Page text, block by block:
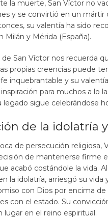
la muerte, San Víctor no
y se convirtió en un mártir
su valentía ha sido
Milán y Mérida (España).
de San Víctor nos recuerda
propias creencias puede
inquebrantable y su
para muchos a lo
legado sigue celebrándose
de la idolatría
de persecución religiosa,
de mantenerse firme
acabó costándole la vida.
la idolatría, arriesgó su vida
con Dios por encima de
con el estado. Su
lugar en el reino espiritual.